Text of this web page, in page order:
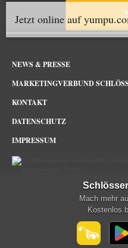
Jetzt online auf
NEWS & PRESSE
MARKETINGVERBUND
KONTAKT
DATENSCHUTZ
IMPRESSUM
Schlösserland Sachsen im
Mach mehr
Kostenlos